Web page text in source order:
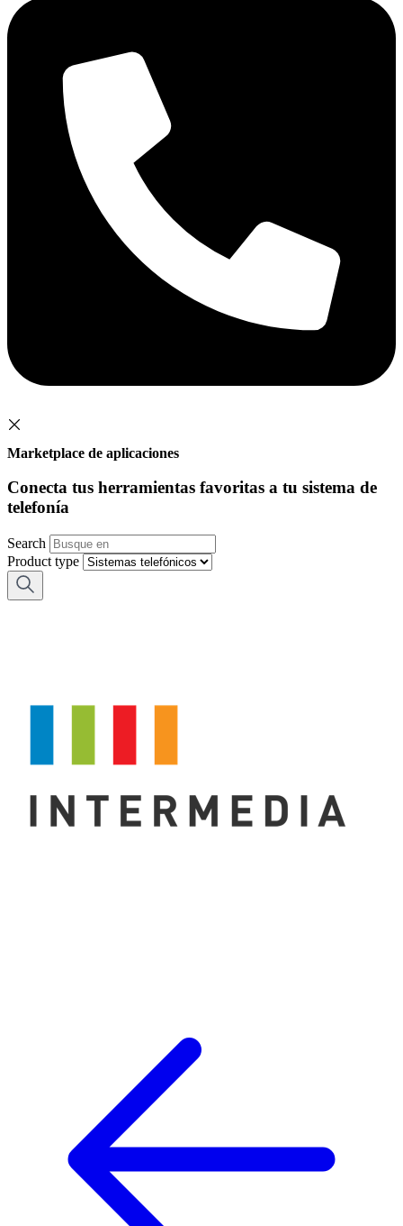
Marketplace de aplicaciones
Conecta tus herramientas favoritas a tu sistema de
telefonía
Search
Product type